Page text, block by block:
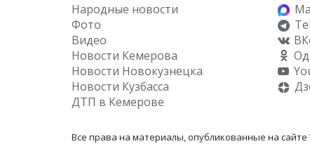
Народные новости
Фото
Видео
Новости Кемерова
Новости Новокузнецка
Новости Кузбасса
ДТП в Кемерове
Все права на материалы, опубликованные на сайте